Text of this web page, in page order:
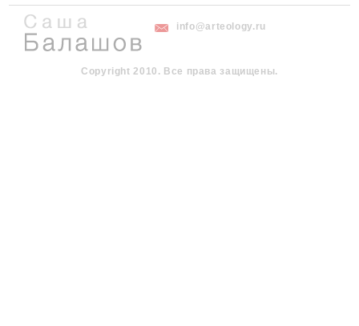
info@arteology.ru
Copyright 2010. Все права защищены.